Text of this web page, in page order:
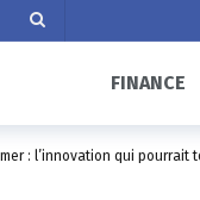
FINANCE
: l’innovation qui pourrait